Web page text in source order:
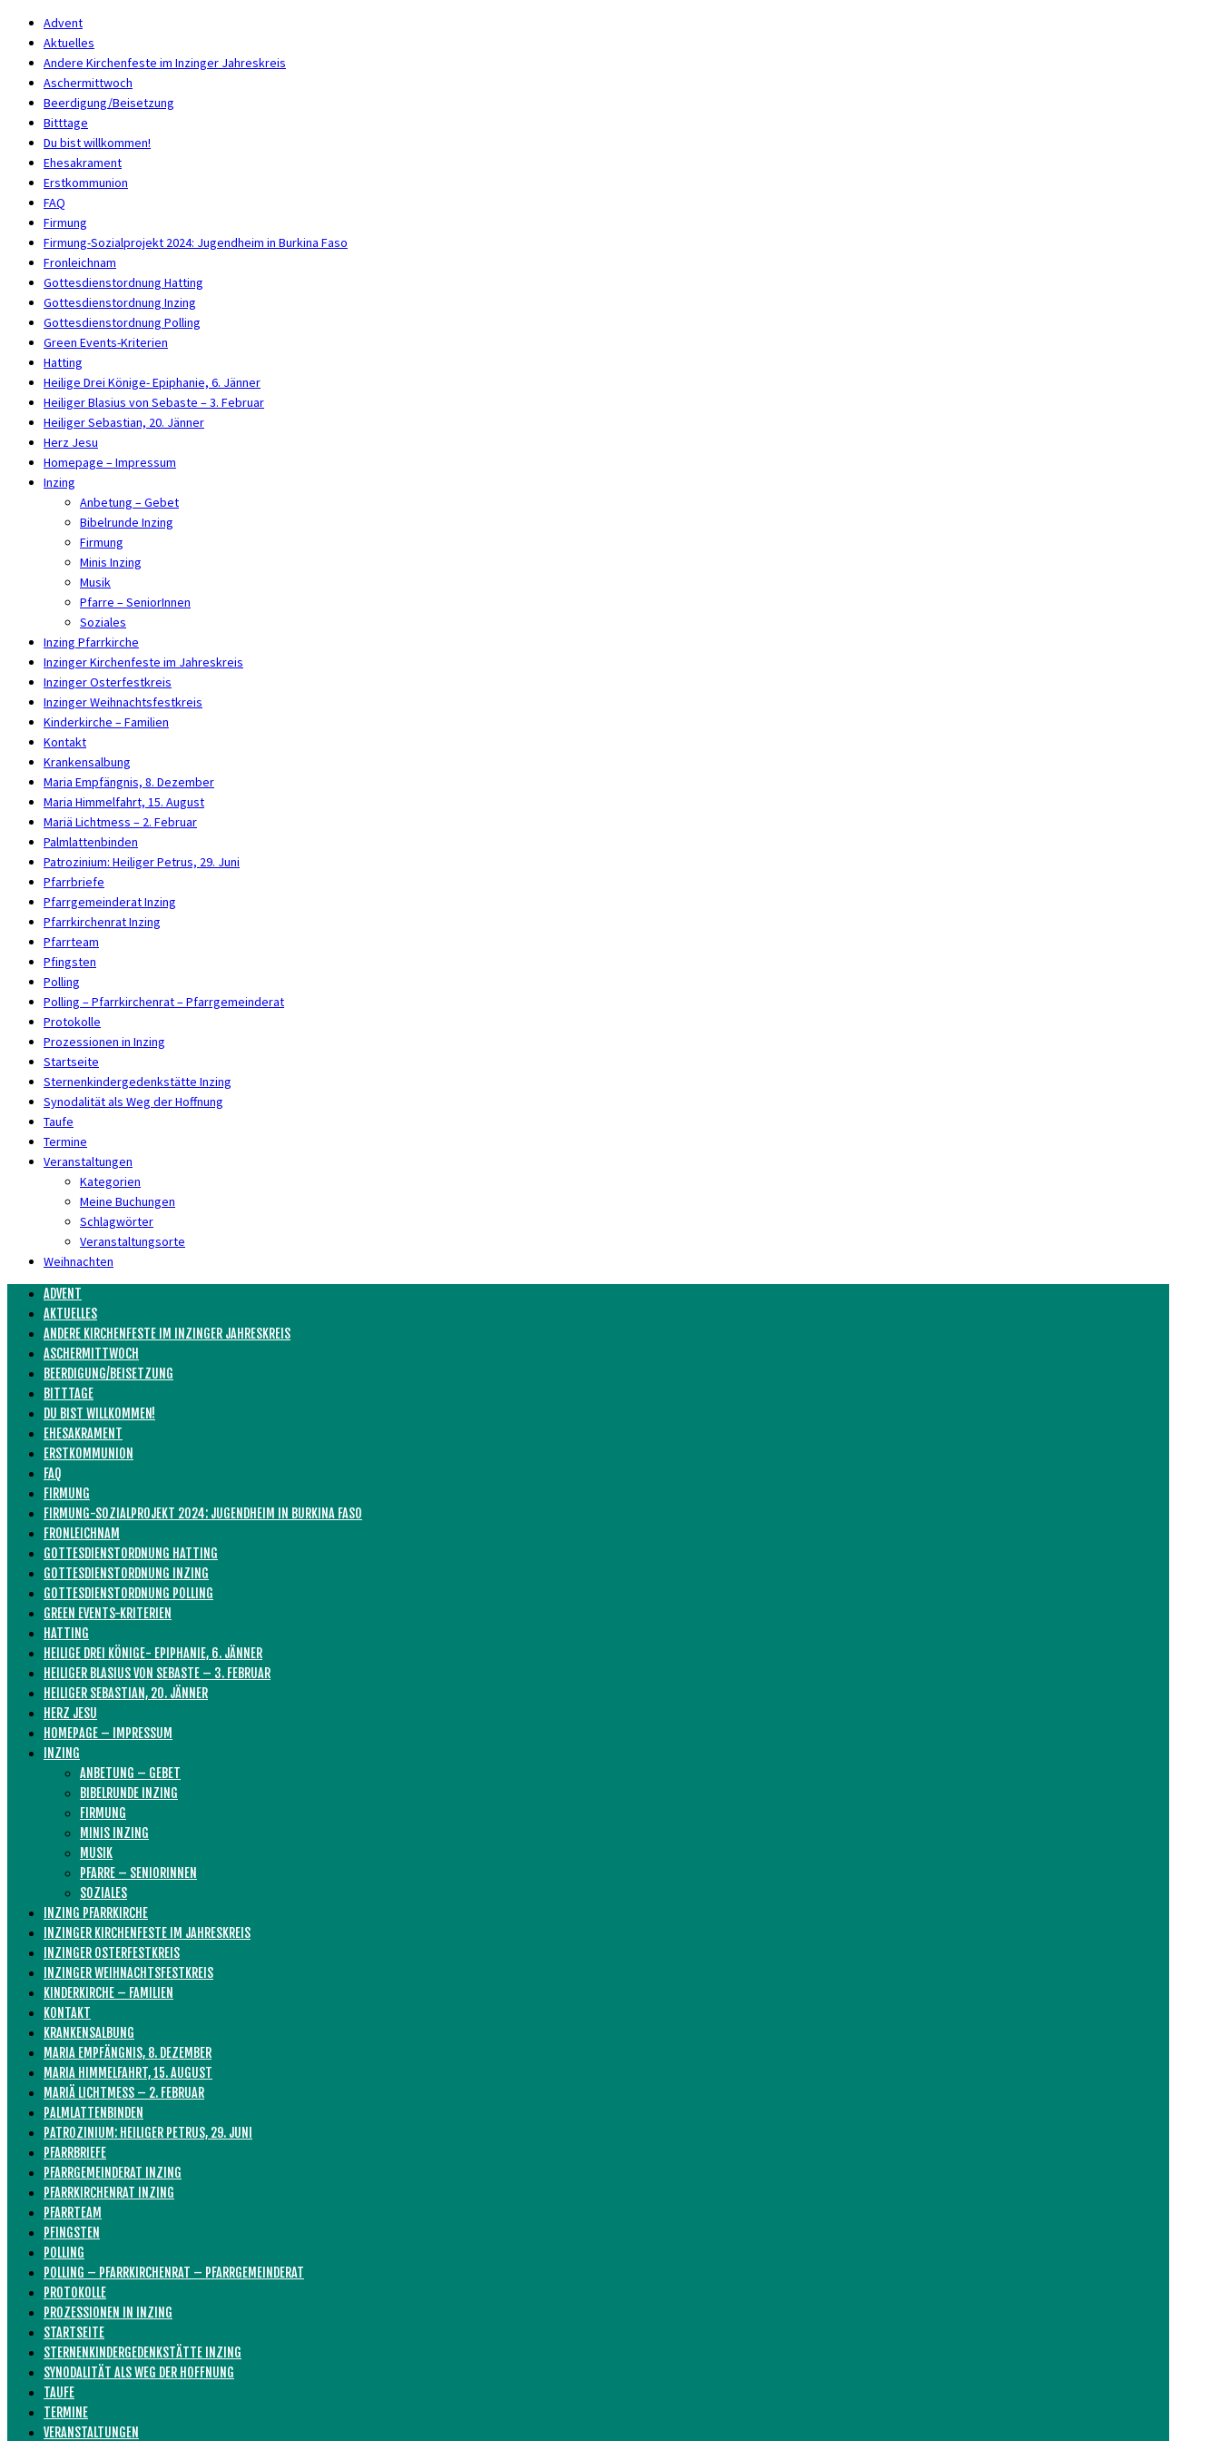
Advent
Aktuelles
Andere Kirchenfeste im Inzinger Jahreskreis
Aschermittwoch
Beerdigung/Beisetzung
Bitttage
Du bist willkommen!
Ehesakrament
Erstkommunion
FAQ
Firmung
Firmung-Sozialprojekt 2024: Jugendheim in Burkina Faso
Fronleichnam
Gottesdienstordnung Hatting
Gottesdienstordnung Inzing
Gottesdienstordnung Polling
Green Events-Kriterien
Hatting
Heilige Drei Könige- Epiphanie, 6. Jänner
Heiliger Blasius von Sebaste – 3. Februar
Heiliger Sebastian, 20. Jänner
Herz Jesu
Homepage – Impressum
Inzing
Anbetung – Gebet
Bibelrunde Inzing
Firmung
Minis Inzing
Musik
Pfarre – SeniorInnen
Soziales
Inzing Pfarrkirche
Inzinger Kirchenfeste im Jahreskreis
Inzinger Osterfestkreis
Inzinger Weihnachtsfestkreis
Kinderkirche – Familien
Kontakt
Krankensalbung
Maria Empfängnis, 8. Dezember
Maria Himmelfahrt, 15. August
Mariä Lichtmess – 2. Februar
Palmlattenbinden
Patrozinium: Heiliger Petrus, 29. Juni
Pfarrbriefe
Pfarrgemeinderat Inzing
Pfarrkirchenrat Inzing
Pfarrteam
Pfingsten
Polling
Polling – Pfarrkirchenrat – Pfarrgemeinderat
Protokolle
Prozessionen in Inzing
Startseite
Sternenkindergedenkstätte Inzing
Synodalität als Weg der Hoffnung
Taufe
Termine
Veranstaltungen
Kategorien
Meine Buchungen
Schlagwörter
Veranstaltungsorte
Weihnachten
ADVENT
AKTUELLES
ANDERE KIRCHENFESTE IM INZINGER JAHRESKREIS
ASCHERMITTWOCH
BEERDIGUNG/BEISETZUNG
BITTTAGE
DU BIST WILLKOMMEN!
EHESAKRAMENT
ERSTKOMMUNION
FAQ
FIRMUNG
FIRMUNG-SOZIALPROJEKT 2024: JUGENDHEIM IN BURKINA FASO
FRONLEICHNAM
GOTTESDIENSTORDNUNG HATTING
GOTTESDIENSTORDNUNG INZING
GOTTESDIENSTORDNUNG POLLING
GREEN EVENTS-KRITERIEN
HATTING
HEILIGE DREI KÖNIGE- EPIPHANIE, 6. JÄNNER
HEILIGER BLASIUS VON SEBASTE – 3. FEBRUAR
HEILIGER SEBASTIAN, 20. JÄNNER
HERZ JESU
HOMEPAGE – IMPRESSUM
INZING
ANBETUNG – GEBET
BIBELRUNDE INZING
FIRMUNG
MINIS INZING
MUSIK
PFARRE – SENIORINNEN
SOZIALES
INZING PFARRKIRCHE
INZINGER KIRCHENFESTE IM JAHRESKREIS
INZINGER OSTERFESTKREIS
INZINGER WEIHNACHTSFESTKREIS
KINDERKIRCHE – FAMILIEN
KONTAKT
KRANKENSALBUNG
MARIA EMPFÄNGNIS, 8. DEZEMBER
MARIA HIMMELFAHRT, 15. AUGUST
MARIÄ LICHTMESS – 2. FEBRUAR
PALMLATTENBINDEN
PATROZINIUM: HEILIGER PETRUS, 29. JUNI
PFARRBRIEFE
PFARRGEMEINDERAT INZING
PFARRKIRCHENRAT INZING
PFARRTEAM
PFINGSTEN
POLLING
POLLING – PFARRKIRCHENRAT – PFARRGEMEINDERAT
PROTOKOLLE
PROZESSIONEN IN INZING
STARTSEITE
STERNENKINDERGEDENKSTÄTTE INZING
SYNODALITÄT ALS WEG DER HOFFNUNG
TAUFE
TERMINE
VERANSTALTUNGEN